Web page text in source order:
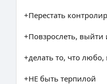
+Перестать
+Повзрослеть, выйти
+делать то, что
+НЕ быть терпилой